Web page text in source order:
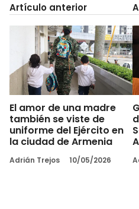
Artículo anterior
El amor de una madre
también se viste de
uniforme del Ejército en
la ciudad de Armenia
Adrián Trejos 10/05/2026